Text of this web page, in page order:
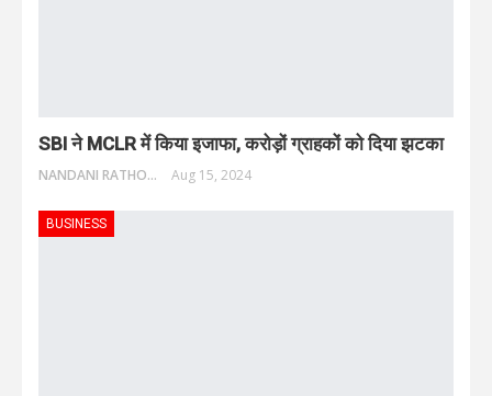
SBI ने MCLR में किया इजाफा, करोड़ों ग्राहकों को दिया झटका
NANDANI RATHORE Aug 15, 2024
BUSINESS